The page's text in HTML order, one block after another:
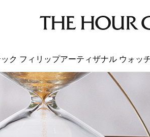
ク フィリップアーティザナル ウォッ